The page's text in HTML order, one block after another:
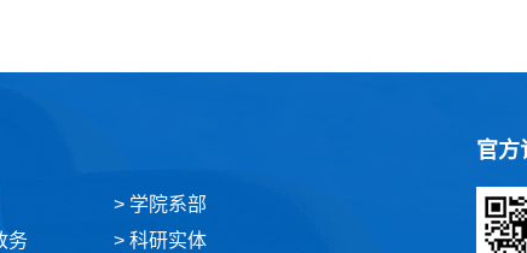
> 学院系部
务
> 科研实体
官方